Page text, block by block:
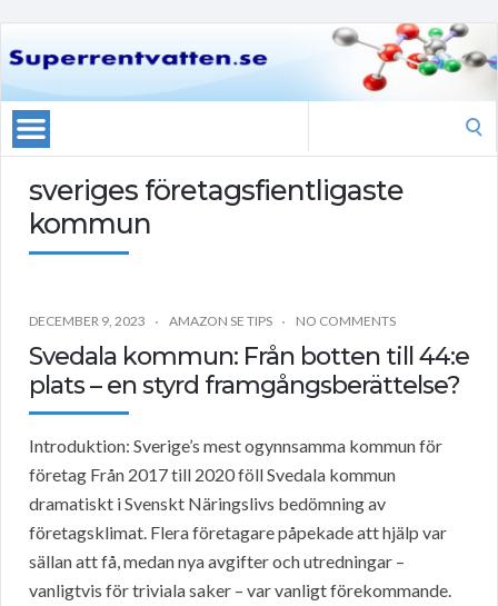
sveriges företagsfientligaste
kommun
DECEMBER 9, 2023 AMAZON SE TIPS NO COMMENTS
Svedala kommun: Från botten till 44:e
plats – en styrd framgångsberättelse?
Introduktion: Sverige’s mest ogynnsamma kommun för
företag Från 2017 till 2020 föll Svedala kommun
dramatiskt i Svenskt Näringslivs bedömning av
företagsklimat. Flera företagare påpekade att hjälp var
sällan att få, medan nya avgifter och utredningar –
vanligtvis för triviala saker – var vanligt förekommande.